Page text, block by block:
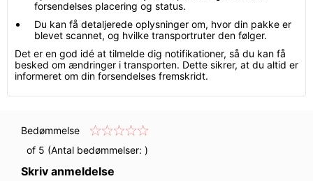
forsendelses placering og status.
Du kan få detaljerede oplysninger om, hvor din pakke er
blevet scannet, og hvilke transportruter den følger.
Det er en god idé at tilmelde dig notifikationer, så du kan få
besked om ændringer i transporten. Dette sikrer, at du altid er
informeret om din forsendelses fremskridt.
Bedømmelse
of 5 (Antal bedømmelser: )
Skriv anmeldelse